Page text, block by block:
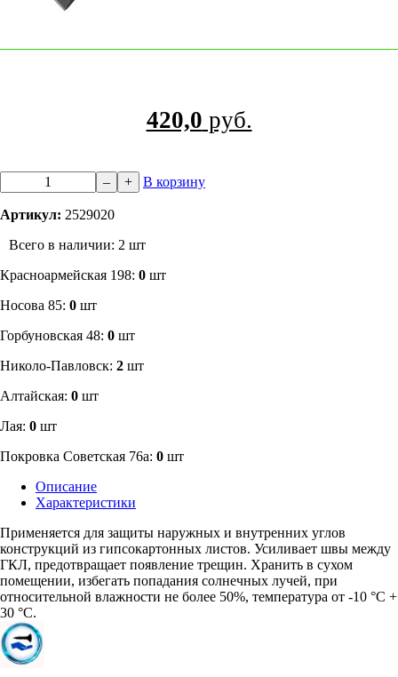
420,0 руб.
– + В корзину
Артикул: 2529020
Всего в наличии: 2 шт
​Красноармейская 198: 0 шт
Носова 85: 0 шт
​Горбуновская 48: 0 шт
​Николо-Павловск: 2 шт
Алтайская: 0 шт
Лая: 0 шт
Покровка Советская 76а: 0 шт
Описание
Характеристики
Применяется для защиты наружных и внутренних углов
конструкций из гипсокартонных листов. Усиливает швы между
ГКЛ, предотвращает появление трещин. Хранить в сухом
помещении, избегать попадания солнечных лучей, при
относительной влажности не более 50%, температура от -10 °С +
30 °С.